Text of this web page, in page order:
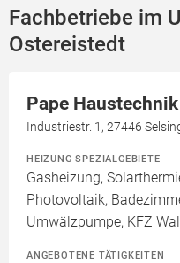
Fachbetriebe im
Ostereistedt
Pape Haustechnik
Industriestr. 1, 27446
HEIZUNG SPEZIALGEBIETE
Gasheizung,
Photovoltaik,
Umwälzpumpe, KFZ
ANGEBOTENE TÄTIGKEITEN